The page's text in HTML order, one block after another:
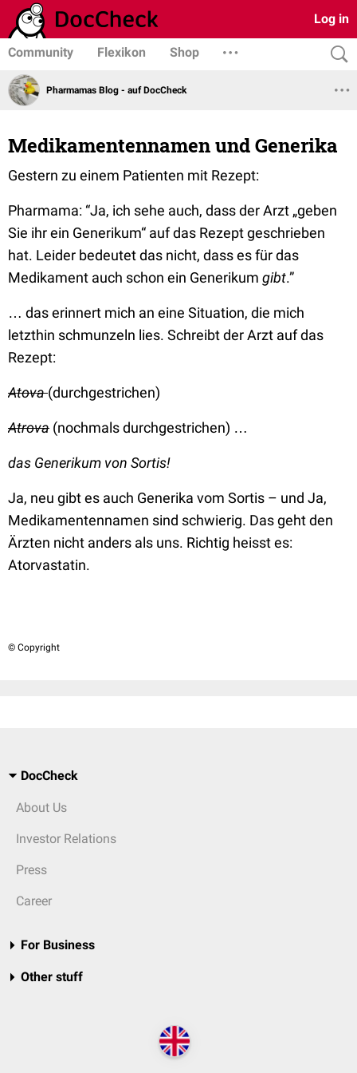
Log in
Community Flexikon Shop
Pharmamas Blog - auf DocCheck
Medikamentennamen und Generika
Gestern zu einem Patienten mit Rezept:
Pharmama: “Ja, ich sehe auch, dass der Arzt „geben
Sie ihr ein Generikum“ auf das Rezept geschrieben
hat. Leider bedeutet das nicht, dass es für das
Medikament auch schon ein Generikum gibt.”
… das erinnert mich an eine Situation, die mich
letzthin schmunzeln lies. Schreibt der Arzt auf das
Rezept:
Atova(durchgestrichen)
Atrova (nochmals durchgestrichen) …
das Generikum von Sortis!
Ja, neu gibt es auch Generika vom Sortis – und Ja,
Medikamentennamen sind schwierig. Das geht den
Ärzten nicht anders als uns. Richtig heisst es:
Atorvastatin.
© Copyright
DocCheck
About Us
Investor Relations
Press
Career
For Business
Other stuff